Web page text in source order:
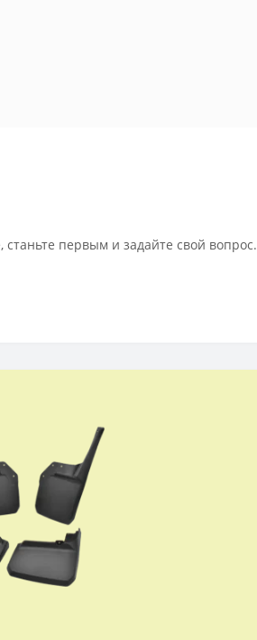
первым и задайте свой вопрос.